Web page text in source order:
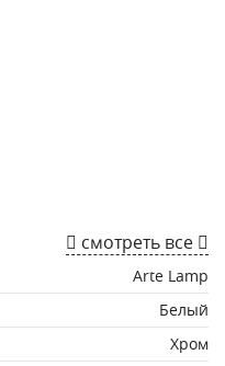
смотреть все
Arte Lamp
Белый
Хром